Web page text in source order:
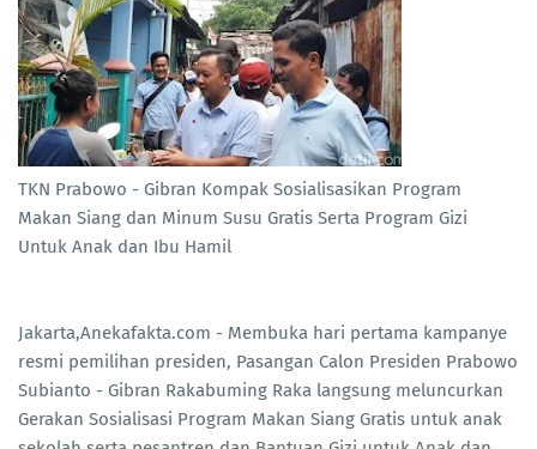
TKN Prabowo - Gibran Kompak Sosialisasikan Program
Makan Siang dan Minum Susu Gratis Serta Program Gizi
Untuk Anak dan Ibu Hamil
Jakarta,Anekafakta.com - Membuka hari pertama kampanye
resmi pemilihan presiden, Pasangan Calon Presiden Prabowo
Subianto - Gibran Rakabuming Raka langsung meluncurkan
Gerakan Sosialisasi Program Makan Siang Gratis untuk anak